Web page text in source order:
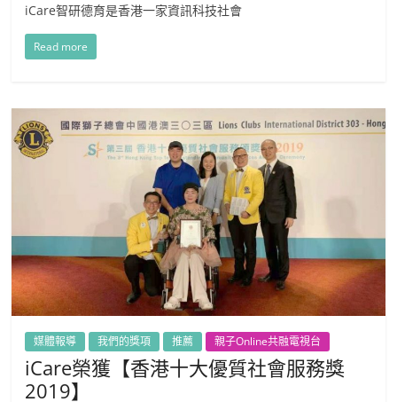
iCare智研德育是香港一家資訊科技社會
Read more
媒體報導 我們的獎項 推薦 親子Online共融電視台
iCare榮獲【香港十大優質社會服務獎
2019】